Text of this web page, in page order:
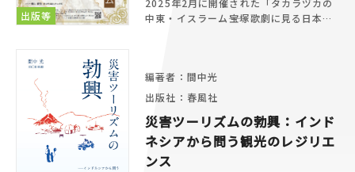
出版等
2025年2月に開催された「タカラヅカの
中東・イスラーム――宝塚歌劇に見る日本的
編著者：間中光
出版社：春風社
災害ツーリズムの勃興：インド
ネシアから問う観光のレジリエ
ンス